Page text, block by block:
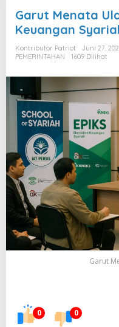
Garut Menata
Keuangan
Kontributor Patriot
Juni 27,
PEMERINTAHAN
1609 Dilihat
Garut
0 0